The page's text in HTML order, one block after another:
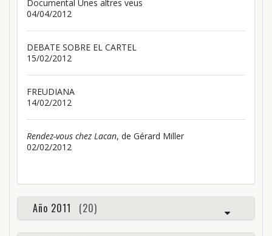
Documental Unes altres veus
04/04/2012
DEBATE SOBRE EL CARTEL
15/02/2012
FREUDIANA
14/02/2012
Rendez-vous chez Lacan, de Gérard Miller
02/02/2012
Año 2011 (20)